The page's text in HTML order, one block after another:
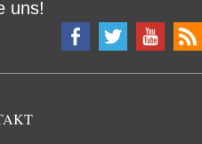
uns!